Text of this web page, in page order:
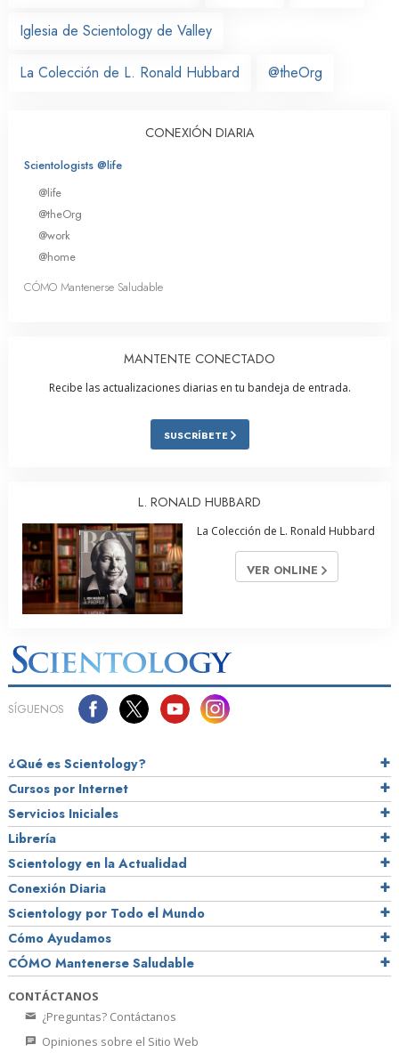
Iglesia de Scientology de Valley
La Colección de L. Ronald Hubbard @theOrg
CONEXIÓN DIARIA
Scientologists @life
@life
@theOrg
@work
@home
CÓMO Mantenerse Saludable
MANTENTE CONECTADO
Recibe las actualizaciones diarias en tu bandeja de entrada.
SUSCRÍBETE
L. RONALD HUBBARD
La Colección de L. Ronald Hubbard
VER ONLINE
SÍGUENOS
¿Qué es Scientology?
Cursos por Internet
Servicios Iniciales
Librería
Scientology en la Actualidad
Conexión Diaria
Scientology por Todo el Mundo
Cómo Ayudamos
CÓMO Mantenerse Saludable
CONTÁCTANOS
¿Preguntas? Contáctanos
Opiniones sobre el Sitio Web